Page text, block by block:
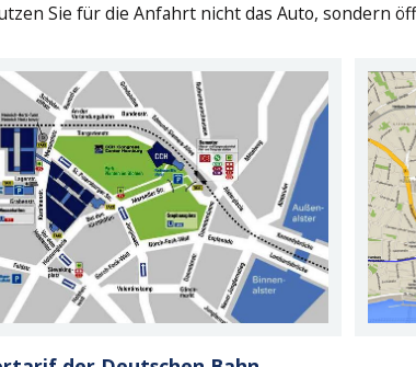
Sie für die Anfahrt nicht das Auto, sondern